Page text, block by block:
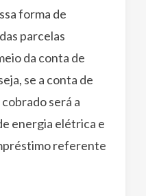
forma de
parcelas
da conta de
se a conta de
será a
energia elétrica e
referente